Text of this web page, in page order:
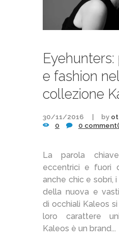
e fashion
collezione
30/11/2016 by
0
0
La parola
eccentrici e fuori
anche chic e sobri,
della nuova e
di occhiali Kaleos
loro carattere
Kaleos è un brand...